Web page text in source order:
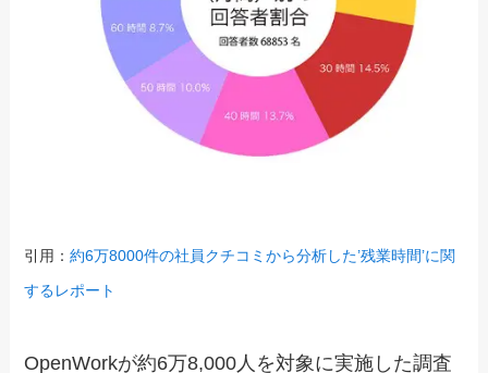
引用：約6万8000件の社員クチコミから分析した’残業時間’に関
するレポート
OpenWorkが約6万8,000人を対象に実施した調査